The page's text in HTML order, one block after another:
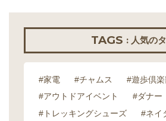
TAGS : 人気の
#家電 #チャムス #遊歩倶楽
#アウトドアイベント
#ダナー
#トレッキングシューズ
#ネイ